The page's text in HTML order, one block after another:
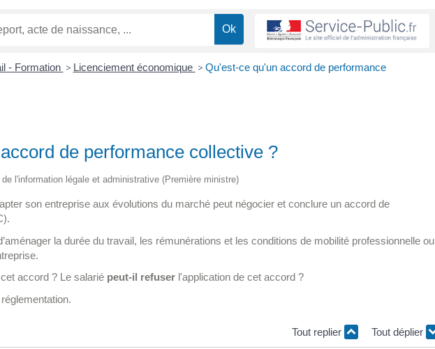
- Formation > Licenciement économique > Qu'est-ce qu'un accord de performance
de performance collective ?
l'information légale et administrative (Première ministre)
son entreprise aux évolutions du marché peut négocier et conclure un accord de
la durée du travail, les rémunérations et les conditions de mobilité professionnelle ou
cet accord ? Le salarié peut-il refuser l'application de cet accord ?
Tout replier Tout déplier